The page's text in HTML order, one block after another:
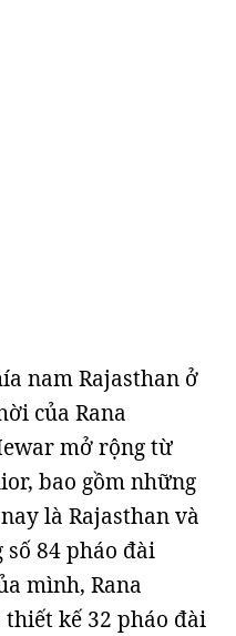
nam Rajasthan ở
của Rana
mở rộng từ
bao gồm những
là Rajasthan và
84 pháo đài
mình, Rana
kế 32 pháo đài